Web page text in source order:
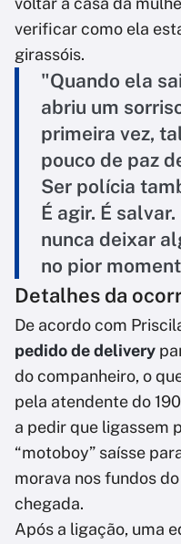
verificar como ela
girassóis.
"Quando ela
abriu um
primeira vez,
pouco de paz
Ser polícia
É agir. É
nunca deixar
no pior
Detalhes da
De acordo com
pedido de delivery
do companheiro, o
pela atendente do
a pedir que ligassem
“motoboy” saísse
morava nos fundos
chegada.
Após a ligação, uma